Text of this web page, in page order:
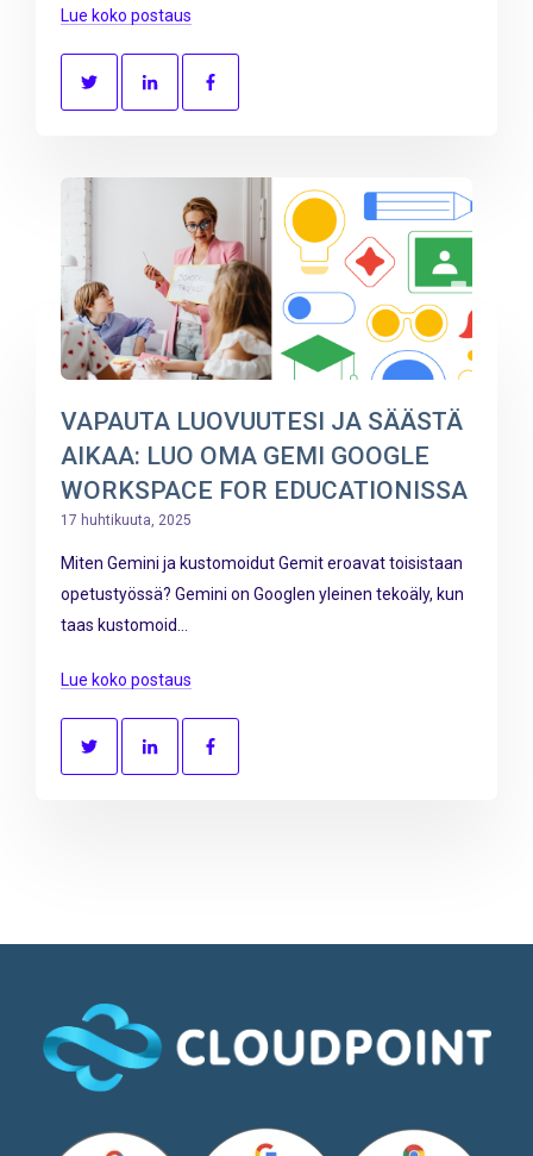
Lue koko postaus
VAPAUTA LUOVUUTESI JA SÄÄSTÄ
AIKAA: LUO OMA GEMI GOOGLE
WORKSPACE FOR EDUCATIONISSA
17 huhtikuuta, 2025
Miten Gemini ja kustomoidut Gemit eroavat toisistaan
opetustyössä? Gemini on Googlen yleinen tekoäly, kun
taas kustomoid...
Lue koko postaus